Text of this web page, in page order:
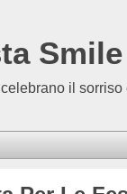
Smile
il sorriso